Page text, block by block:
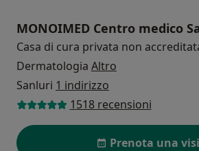
MONOIMED Centro medico
Casa di cura privata non
Dermatologia Altro
Sanluri 1 indirizzo
1518 recensioni
Prenota una